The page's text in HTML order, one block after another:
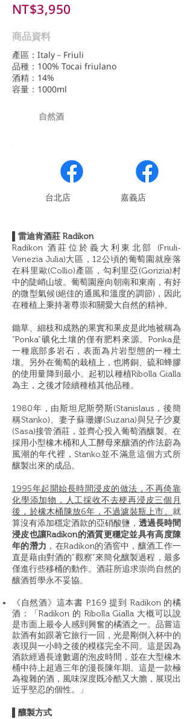
NT$3,950
商品資料
產區：Italy－Friuli
品種：100% Tocai friulano
酒精：14%
容量：1000ml
自然酒
​台北店 嘉義店
▌雷迪肯酒莊 Radikon
Radikon 酒莊位於義大利東北部 (Friuli-
Venezia Julia)大區，12公頃的葡萄園就座落
在科里歐(Collio)產區，勾利里亞(Gorizia)村
中的陡峭山坡。葡萄園座向朝南和東南，有好
的微型氣候(絕佳的通風和溫度的調節)，因此
在種植上秉持著尊崇和關愛大自然的精神。
鋤草、細枝和成熟的果實和果皮是此地被稱為
“Ponka”礦化土壤的僅有肥料來源。Ponka是
一種底部多岩石，表面為片岩型態的一種土
壤。另外在葡萄的栽植上，也將銅、硫和蜂膠
的使用量降到最小。起初以種植Ribolla Gialla
為主，之後才陸續種植其他品種。
1980年，由斯坦尼斯勞斯(Stanislaus，後簡
稱Stanko)、妻子蘇珊娜(Suzana)與兒子沙夏
(Sasa)接管酒莊，並齊心投入葡萄酒釀製。在
採用小型橡木桶和人工酵母來釀酒的作法蔚為
風潮的年代裡，Stanko並不滿意這個方式所
釀製出來的成品。
1995年起開始長時間浸皮的做法，不再倚靠
化學添加物，人工採收不去梗再浸皮三個月
後，於橡木桶陳放6年，不過濾裝瓶上市。 就
算沒有添加穩定酒款的亞硝酸鹽， 透過長時間
浸皮也讓Radikon的酒質更穩定並具有高度陳
年的潛力 ，在Radikon的酒窖中，釀酒工作一
直是藉由對酒的”觀察”來簡化釀製過程，最多
僅進行些移桶的動作。酒莊所追求崇尚自然的
釀酒哲學永不妥協。
《自然酒》這本書 P.169 提到 Radikon 的橘
酒：「Radikon 的 Ribolla Gialla 大概可以說
是市面上最令人感到興奮的橘酒之一。品嘗這
款酒有如跟著它旅行一回，光是剛倒入杯中的
表現與一小時之後的模樣完全不同。這是因為
酒款經過長達數週的泡皮時間，並在大型橡木
桶中待上超過三年的漫長陳年期。這是一款極
為複雜的酒，風味深度既冷酷又大膽，展現出
近乎堅忍的個性。」
▌釀製方式